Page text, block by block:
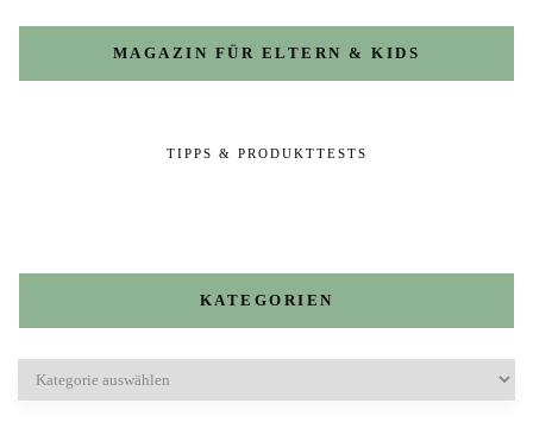
MAGAZIN FÜR ELTERN & KIDS
TIPPS & PRODUKTTESTS
KATEGORIEN